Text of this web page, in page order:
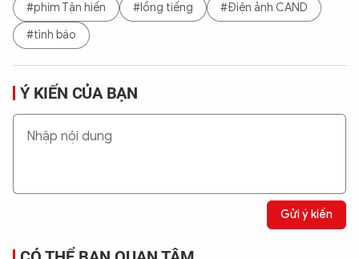
#phim Tận hiến #lồng tiếng
#Điện ảnh CAND
#tình báo
Ý KIẾN CỦA BẠN
Gửi ý kiến